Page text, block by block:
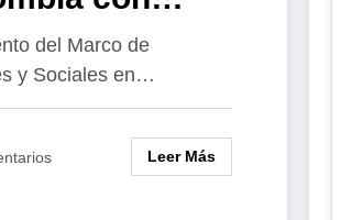
del Marco de
y Sociales en…
Leer Más